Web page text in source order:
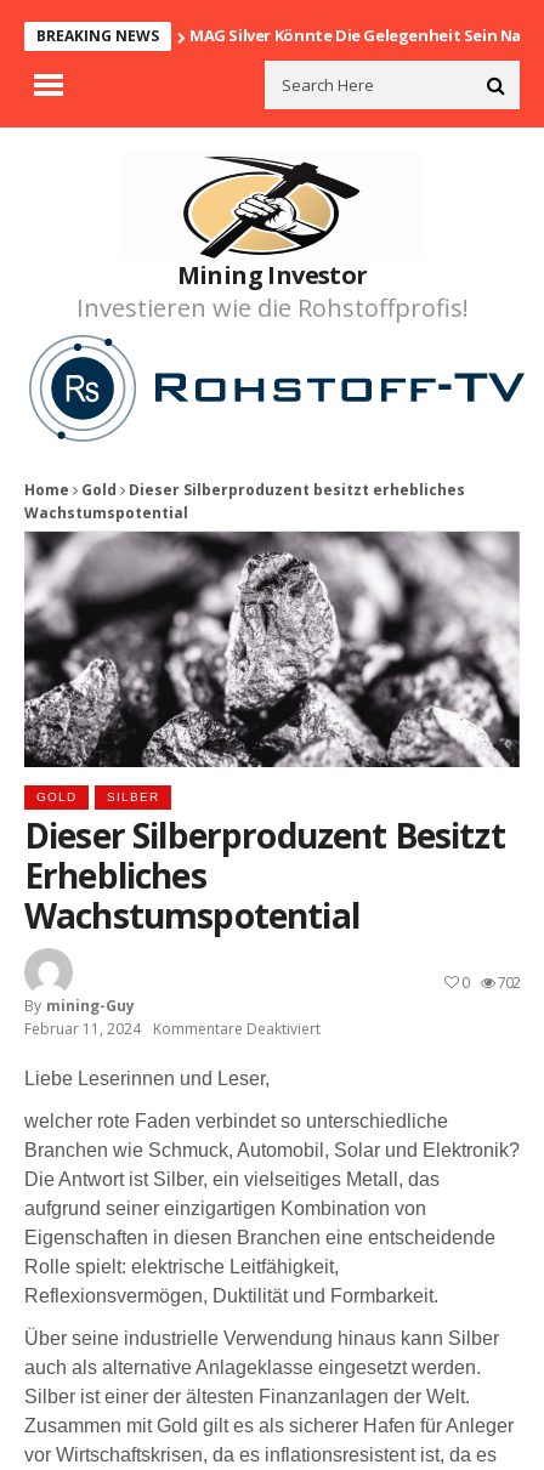
BREAKING NEWS MAG Silver Könnte Die Gelegenheit Sein
Mining Investor
Investieren wie die Rohstoffprofis!
Home Gold
Dieser Silberproduzent besitzt erhebliches
Wachstumspotential
GOLD SILBER
Dieser Silberproduzent Besitzt
Erhebliches
Wachstumspotential
By Mining-Guy
Februar 11, 2024
Kommentare Deaktiviert
Wachstumspotential
702
0
Liebe Leserinnen und Leser,
welcher rote Faden verbindet so unterschiedliche
Branchen wie Schmuck, Automobil, Solar und Elektronik?
Die Antwort ist Silber, ein vielseitiges Metall, das
aufgrund seiner einzigartigen Kombination von
Eigenschaften in diesen Branchen eine entscheidende
Rolle spielt: elektrische Leitfähigkeit,
Reflexionsvermögen, Duktilität und Formbarkeit.
Über seine industrielle Verwendung hinaus kann Silber
auch als alternative Anlageklasse eingesetzt werden.
Silber ist einer der ältesten Finanzanlagen der Welt.
Zusammen mit Gold gilt es als sicherer Hafen für Anleger
vor Wirtschaftskrisen, da es inflationsresistent ist, da es